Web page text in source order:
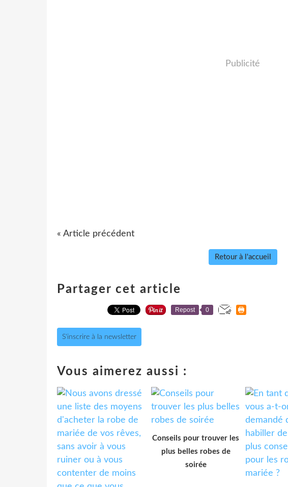
Publicité
« Article précédent
Retour à l'accueil
Partager cet article
Repost 0
S'inscrire à la newsletter
Vous aimerez aussi :
Conseils pour trouver les
plus belles robes de
soirée